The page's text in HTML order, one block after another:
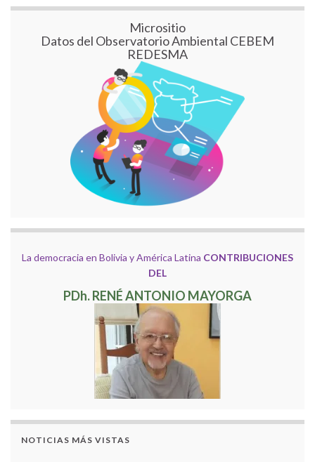
Micrositio
Datos del Observatorio Ambiental CEBEM
REDESMA
La democracia en Bolivia y América Latina CONTRIBUCIONES
DEL
PDh. RENÉ ANTONIO MAYORGA
NOTICIAS MÁS VISTAS